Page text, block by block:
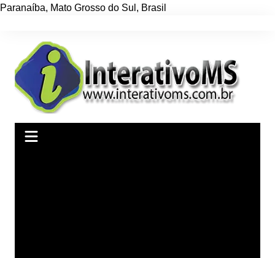
Paranaíba, Mato Grosso do Sul , Brasil
conteúdo